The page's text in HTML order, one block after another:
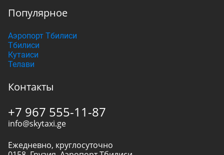
Популярное
Аэропорт Тбилиси
Тбилиси
Кутаиси
Телави
Контакты
+7 967 555-11-87
info@skytaxi.ge
Ежедневно, круглосуточно